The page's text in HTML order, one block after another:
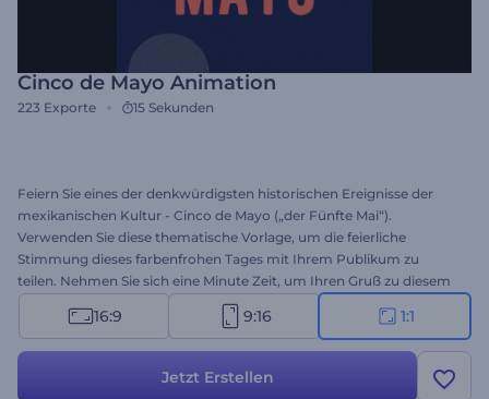
Cinco de Mayo Animation
223 Exporte 15 Sekunden
Feiern Sie eines der denkwürdigsten historischen Ereignisse der
mexikanischen Kultur - Cinco de Mayo („der Fünfte Mai“).
Verwenden Sie diese thematische Vorlage, um die feierliche
Stimmung dieses farbenfrohen Tages mit Ihrem Publikum zu
teilen. Nehmen Sie sich eine Minute Zeit, um Ihren Gruß zu diesem
siegreichen Tag hinzuzufügen, und nehmen Sie mit wenigen Klicks
alle anderen gewünschten Änderungen vor. Perfekt geeignet für
thematische Projekte. Zeigen Sie die Festlichkeit und Schönheit
dieses beliebten Feiertags der hispanischen Kultur. Testen Sie diese
16:9 9:16 1:1
Jetzt Erstellen